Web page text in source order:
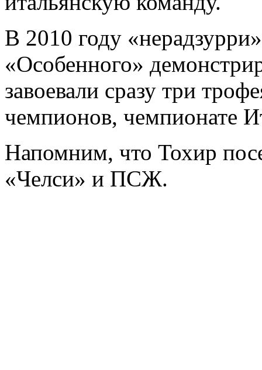
В 2010 году
«Особенного»
завоевали сразу три
чемпионов, чемпионате
Напомним, что Тохир
«Челси» и ПСЖ.